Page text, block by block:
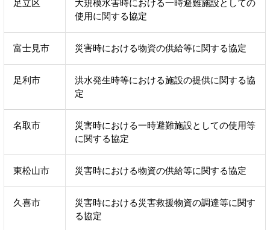
足立区
大規模水害時における一時避難施設としての
使用に関する協定
富士見市 災害時における物資の供給等に関する協定
足利市
洪水発生時等における施設の提供に関する協
定
名取市
災害時における一時避難施設としての使用等
に関する協定
東松山市 災害時における物資の供給等に関する協定
久喜市
災害時における災害救援物資の調達等に関す
る協定